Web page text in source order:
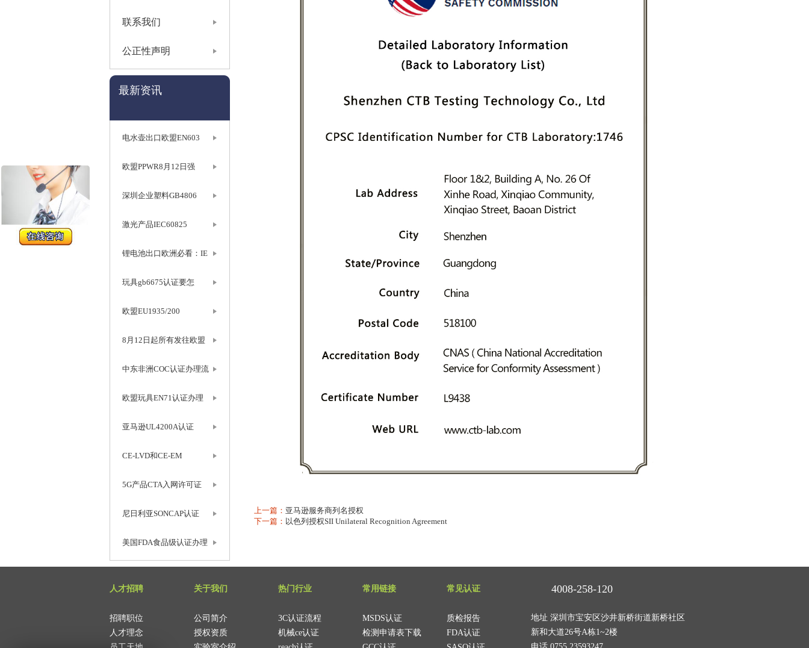
联系我们
公正性声明
最新资讯
电水壶出口欧盟EN603
欧盟PPWR8月12日强
深圳企业塑料GB4806
激光产品IEC60825
锂电池出口欧洲必看：IE
玩具gb6675认证要怎
欧盟EU1935/200
8月12日起所有发往欧盟
中东非洲COC认证办理流
欧盟玩具EN71认证办理
亚马逊UL4200A认证
CE-LVD和CE-EM
5G产品CTA入网许可证
尼日利亚SONCAP认证
美国FDA食品级认证办理
上一篇： 亚马逊服务商列名授权
下一篇： 以色列授权SII Unilateral Recognition Agreement
人才招聘
招聘职位
人才理念
关于我们
公司简介
授权资质
热门行业
3C认证流程
机械ce认证
常用链接
MSDS认证
检测申请表下载
常见认证
质检报告
FDA认证
4008-258-120
地址 深圳市宝安区沙井新桥街道新桥社区
新和大道26号A栋1~2楼